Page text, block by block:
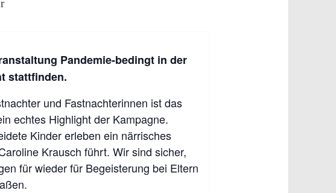
Pandemie-bedingt in der
stattfinden.
und Fastnachterinnen ist das
echtes Highlight der Kampagne.
Kinder erleben ein närrisches
Krausch führt. Wir sind sicher,
für wieder für Begeisterung bei Eltern